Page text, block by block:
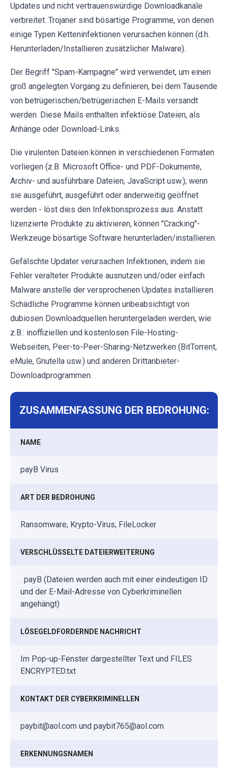
Updates und nicht vertrauenswürdige Downloadkanäle
verbreitet. Trojaner sind bösartige Programme, von denen
einige Typen Ketteninfektionen verursachen können (d.h.
Herunterladen/Installieren zusätzlicher Malware).
Der Begriff "Spam-Kampagne" wird verwendet, um einen
groß angelegten Vorgang zu definieren, bei dem Tausende
von betrügerischen/betrügerischen E-Mails versandt
werden. Diese Mails enthalten infektiöse Dateien, als
Anhänge oder Download-Links.
Die virulenten Dateien können in verschiedenen Formaten
vorliegen (z.B. Microsoft Office- und PDF-Dokumente,
Archiv- und ausführbare Dateien, JavaScript usw.); wenn
sie ausgeführt, ausgeführt oder anderweitig geöffnet
werden - löst dies den Infektionsprozess aus. Anstatt
lizenzierte Produkte zu aktivieren, können "Cracking"-
Werkzeuge bösartige Software herunterladen/installieren.
Gefälschte Updater verursachen Infektionen, indem sie
Fehler veralteter Produkte ausnutzen und/oder einfach
Malware anstelle der versprochenen Updates installieren.
Schädliche Programme können unbeabsichtigt von
dubiosen Downloadquellen heruntergeladen werden, wie
z.B.: inoffiziellen und kostenlosen File-Hosting-
Webseiten, Peer-to-Peer-Sharing-Netzwerken (BitTorrent,
eMule, Gnutella usw.) und anderen Drittanbieter-
Downloadprogrammen.
ZUSAMMENFASSUNG DER BEDROHUNG:
NAME
payB Virus
ART DER BEDROHUNG
Ransomware, Krypto-Virus, FileLocker
VERSCHLÜSSELTE DATEIERWEITERUNG
. payB (Dateien werden auch mit einer eindeutigen ID
und der E-Mail-Adresse von Cyberkriminellen
angehängt)
LÖSEGELDFORDERNDE NACHRICHT
Im Pop-up-Fenster dargestellter Text und FILES
ENCRYPTED.txt
KONTAKT DER CYBERKRIMINELLEN
paybit@aol.com und paybit765@aol.com
ERKENNUNGSNAMEN